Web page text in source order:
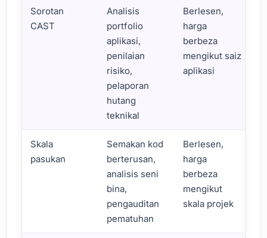
Sorotan
CAST
Analisis
portfolio
aplikasi,
penilaian
risiko,
pelaporan
hutang
teknikal
Berlesen,
harga
berbeza
mengikut saiz
aplikasi
Skala
pasukan
Semakan kod
berterusan,
analisis seni
bina,
pengauditan
pematuhan
Berlesen,
harga
berbeza
mengikut
skala projek